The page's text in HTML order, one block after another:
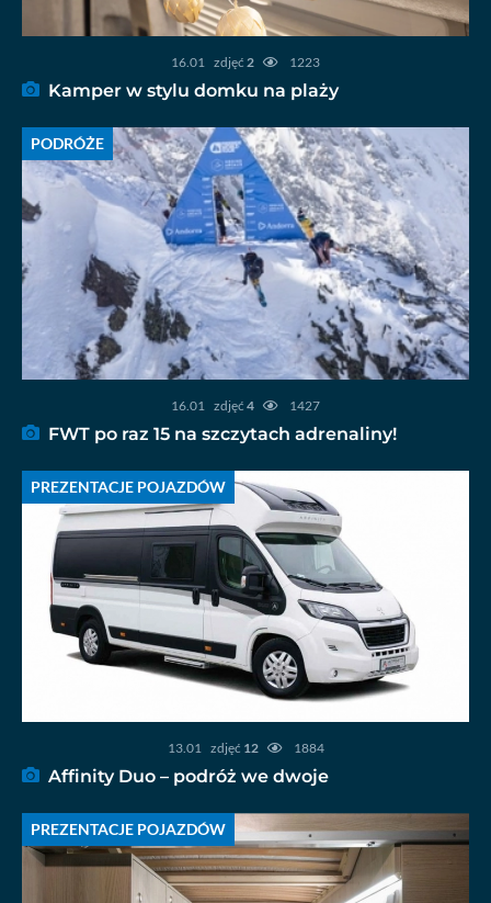
16.01 zdjęć 2 1223
Kamper w stylu domku na plaży
PODRÓŻE
16.01 zdjęć 4 1427
FWT po raz 15 na szczytach adrenaliny!
PREZENTACJE POJAZDÓW
13.01 zdjęć 12 1884
Affinity Duo – podróż we dwoje
PREZENTACJE POJAZDÓW